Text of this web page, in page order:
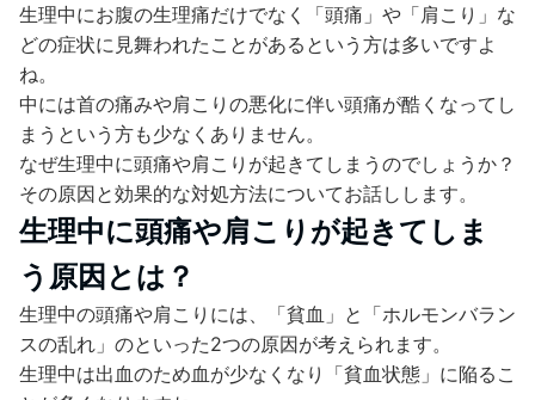
生理中にお腹の生理痛だけでなく「頭痛」や「肩こり」な
どの症状に見舞われたことがあるという方は多いですよ
ね。
中には首の痛みや肩こりの悪化に伴い頭痛が酷くなってし
まうという方も少なくありません。
なぜ生理中に頭痛や肩こりが起きてしまうのでしょうか？
その原因と効果的な対処方法についてお話しします。
生理中に頭痛や肩こりが起きてしま
う原因とは？
生理中の頭痛や肩こりには、「貧血」と「ホルモンバラン
スの乱れ」のといった2つの原因が考えられます。
生理中は出血のため血が少なくなり「貧血状態」に陥るこ